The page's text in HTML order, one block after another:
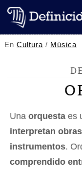
EnCultura / Música
Una orquesta es
interpretan
instrumentos.
comprendido